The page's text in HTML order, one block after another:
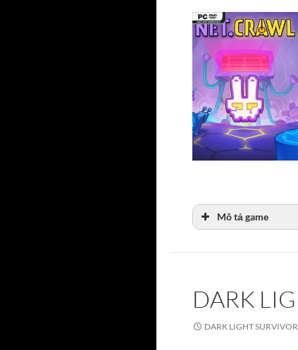
Mô tả game
DARK
DARK LIGHT